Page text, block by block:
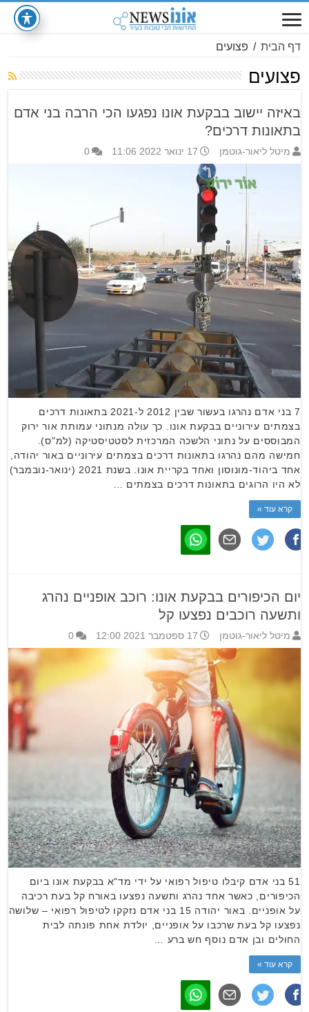
דף הבית / פצועים
פצועים
באיזה יישוב בבקעת אונו נפגעו הכי הרבה בני אדם
בתאונות דרכים?
מיטל ליאור-גוטמן 17 ינואר 2022 11:06 0
7 בני אדם נהרגו בעשור שבין 2012 ל-2021 בתאונות דרכים
בצמתים עירוניים בבקעת אונו. כך עולה מנתוני עמותת אור ירוק
המבוססים על נתוני הלשכה המרכזית לסטטיסטיקה (למ"ס).
חמישה מהם נהרגו בתאונות דרכים בצמתים עירוניים באור יהודה,
אחד ביהוד-מונוסון ואחד בקריית אונו. בשנת 2021 (ינואר-נובמבר)
לא היו הרוגים בתאונות דרכים בצמתים …
קרא עוד »
יום הכיפורים בבקעת אונו: רוכב אופניים נהרג
ותשעה רוכבים נפצעו קל
מיטל ליאור-גוטמן 17 ספטמבר 2021 12:00 0
51 בני אדם קיבלו טיפול רפואי על ידי מד"א בבקעת אונו ביום
הכיפורים, כאשר אחד נהרג ותשעה נפצעו באורח קל בעת רכיבה
על אופניים. באור יהודה 15 בני אדם נזקקו לטיפול רפואי – שלושה
נפצעו קל בעת שרכבו על אופניים, יולדת אחת פונתה לבית
החולים ובן אדם נוסף חש ברע …
קרא עוד »